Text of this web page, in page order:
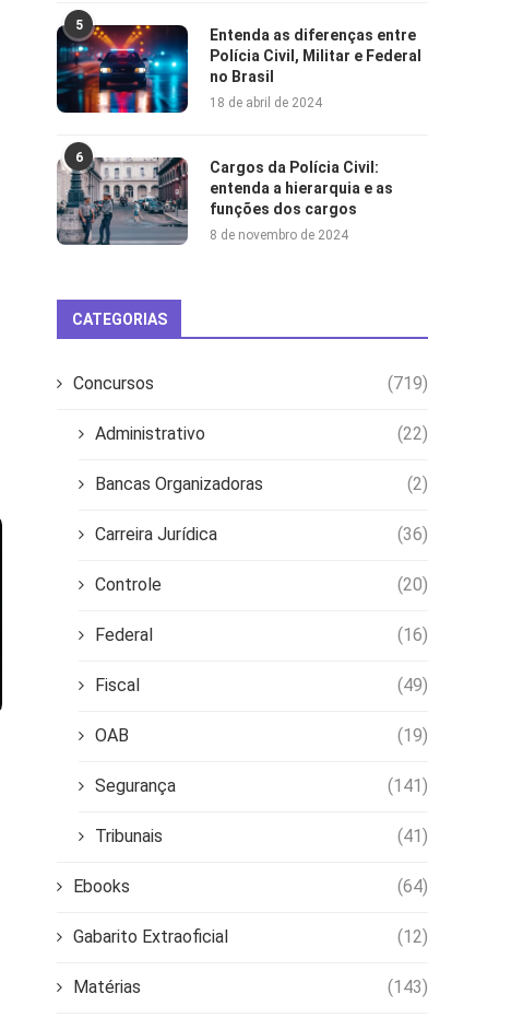
5
Entenda as diferenças entre
Polícia Civil, Militar e Federal
no Brasil
18 de abril de 2024
6
Cargos da Polícia Civil:
entenda a hierarquia e as
funções dos cargos
8 de novembro de 2024
CATEGORIAS
Concursos (719)
Administrativo (22)
Bancas Organizadoras (2)
Carreira Jurídica (36)
Controle (20)
Federal (16)
Fiscal (49)
OAB (19)
Segurança (141)
Tribunais (41)
Ebooks (64)
Gabarito Extraoficial (12)
Matérias (143)